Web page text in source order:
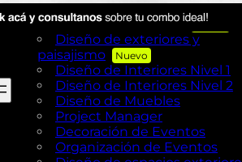
AutoCAD en Diseño de
exteriores y Paisajismo
Diseño de exteriores y
paisajismo
Diseño de Interiores Nivel 1
Diseño de Interiores Nivel 2
Diseño de Muebles
Project Manager
Decoración de Eventos
Organización de Eventos